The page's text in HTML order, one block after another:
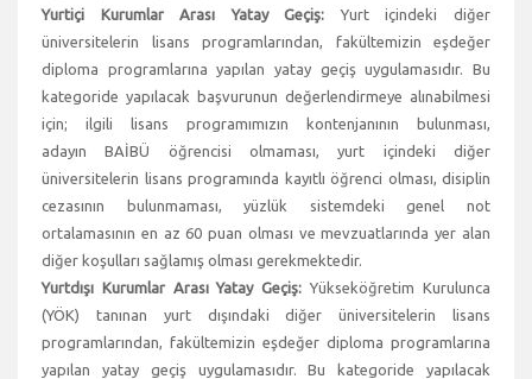
Yurtiçi Kurumlar Arası Yatay Geçiş: Yurt içindeki diğer
üniversitelerin lisans programlarından, fakültemizin eşdeğer
diploma programlarına yapılan yatay geçiş uygulamasıdır. Bu
kategoride yapılacak başvurunun değerlendirmeye alınabilmesi
için; ilgili lisans programımızın kontenjanının bulunması,
adayın BAİBÜ öğrencisi olmaması, yurt içindeki diğer
üniversitelerin lisans programında kayıtlı öğrenci olması, disiplin
cezasının bulunmaması, yüzlük sistemdeki genel not
ortalamasının en az 60 puan olması ve mevzuatlarında yer alan
diğer koşulları sağlamış olması gerekmektedir.
Yurtdışı Kurumlar Arası Yatay Geçiş: Yükseköğretim Kurulunca
(YÖK) tanınan yurt dışındaki diğer üniversitelerin lisans
programlarından, fakültemizin eşdeğer diploma programlarına
yapılan yatay geçiş uygulamasıdır. Bu kategoride yapılacak